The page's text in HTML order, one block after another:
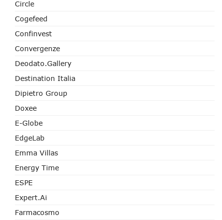
Circle
Cogefeed
Confinvest
Convergenze
Deodato.Gallery
Destination Italia
Dipietro Group
Doxee
E-Globe
EdgeLab
Emma Villas
Energy Time
ESPE
Expert.ai
Farmacosmo